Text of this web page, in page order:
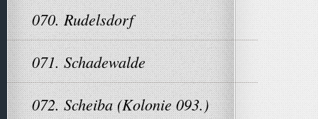
070. Rudelsdorf
071. Schadewalde
072. Scheiba (Kolonie 093.)